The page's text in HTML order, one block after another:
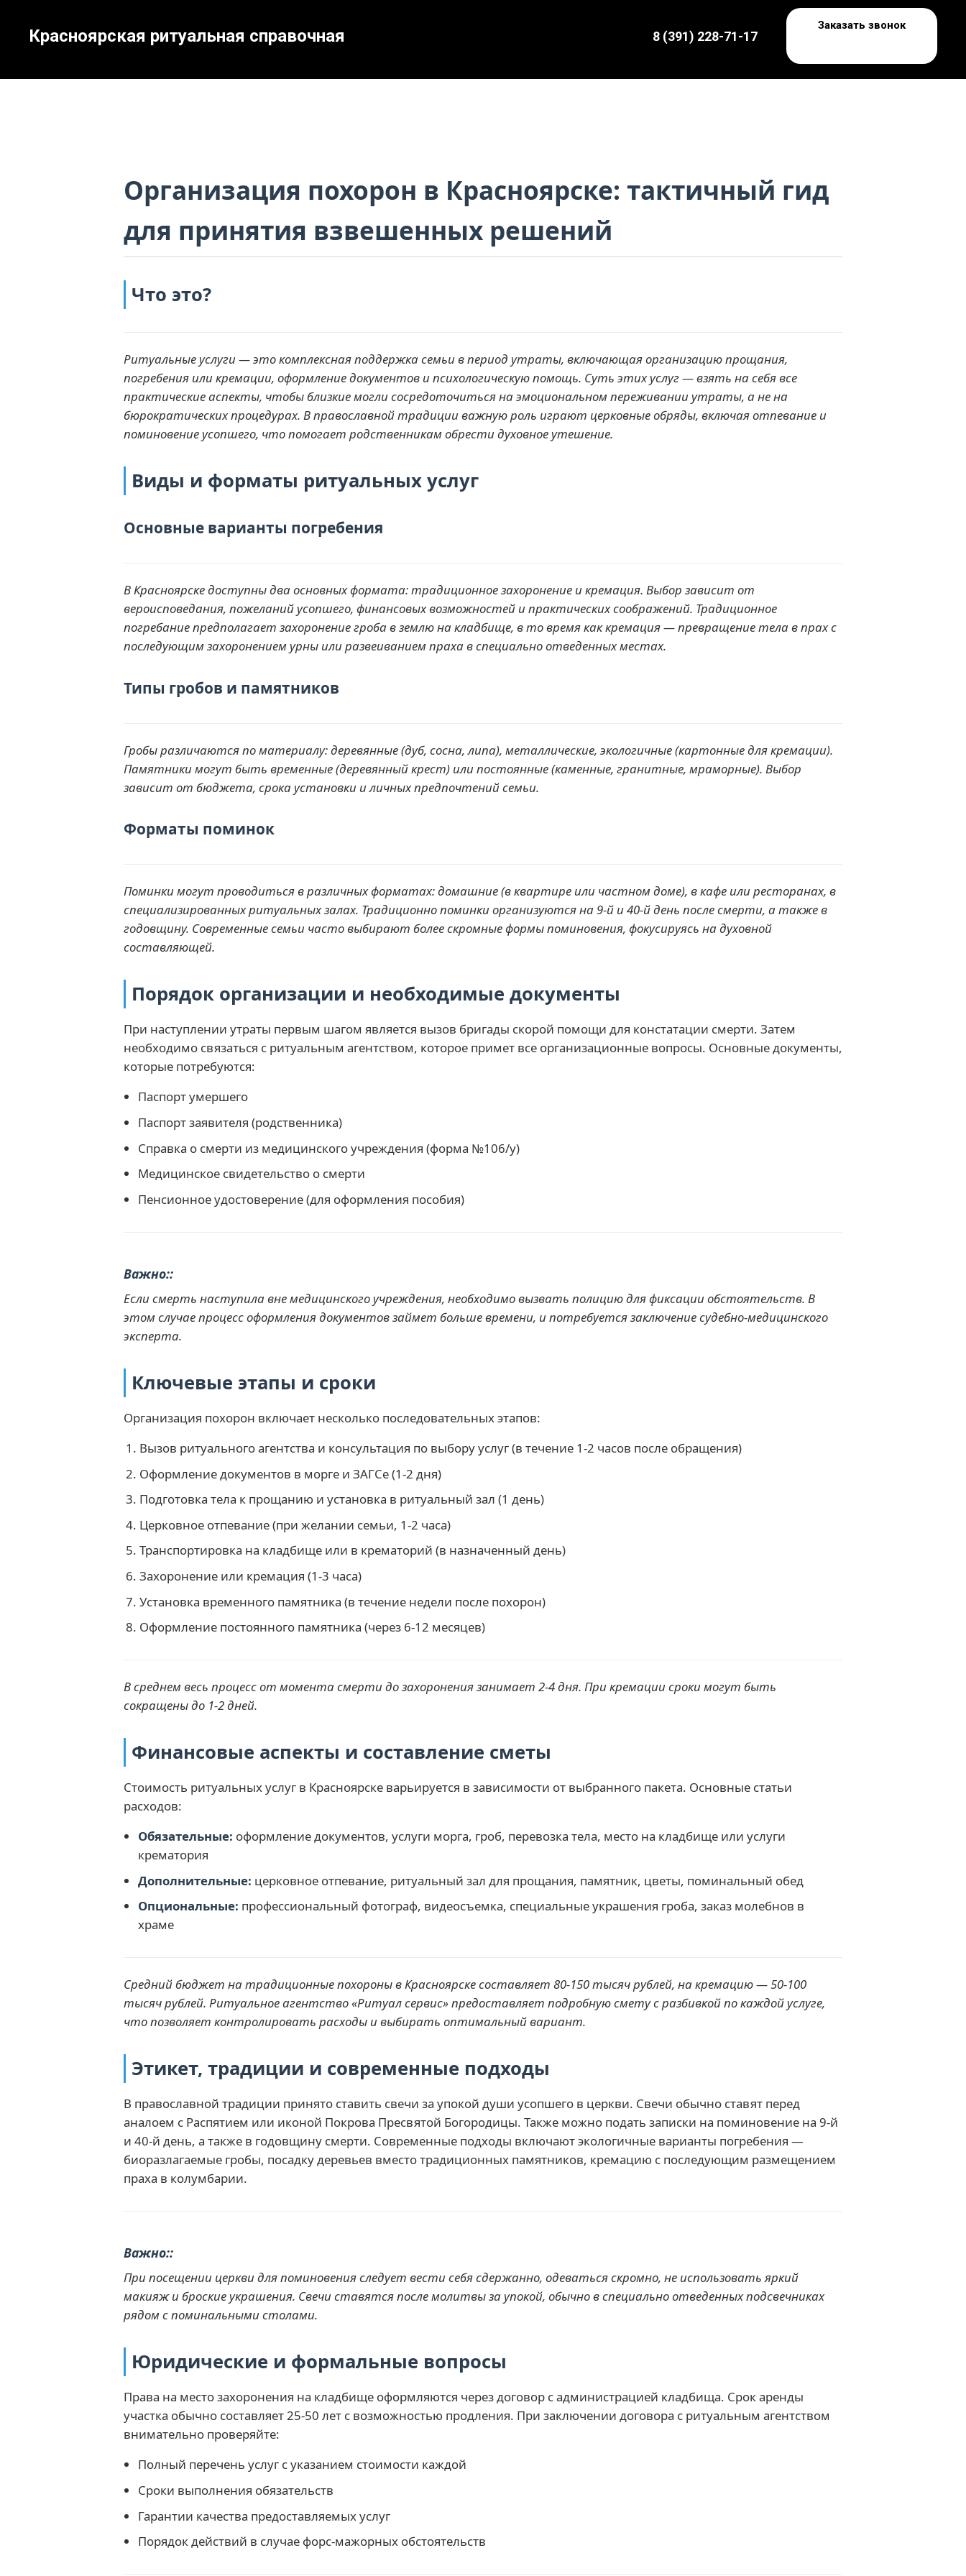
Красноярская ритуальная справочная 8 (391) 228-71-17
Заказать звонок
Организация похорон в Красноярске: тактичный гид
для принятия взвешенных решений
Что это?
Ритуальные услуги — это комплексная поддержка семьи в период утраты, включающая организацию прощания,
погребения или кремации, оформление документов и психологическую помощь. Суть этих услуг — взять на себя все
практические аспекты, чтобы близкие могли сосредоточиться на эмоциональном переживании утраты, а не на
бюрократических процедурах. В православной традиции важную роль играют церковные обряды, включая отпевание и
поминовение усопшего, что помогает родственникам обрести духовное утешение.
Виды и форматы ритуальных услуг
Основные варианты погребения
В Красноярске доступны два основных формата: традиционное захоронение и кремация. Выбор зависит от
вероисповедания, пожеланий усопшего, финансовых возможностей и практических соображений. Традиционное
погребание предполагает захоронение гроба в землю на кладбище, в то время как кремация — превращение тела в прах с
последующим захоронением урны или развеиванием праха в специально отведенных местах.
Типы гробов и памятников
Гробы различаются по материалу: деревянные (дуб, сосна, липа), металлические, экологичные (картонные для кремации).
Памятники могут быть временные (деревянный крест) или постоянные (каменные, гранитные, мраморные). Выбор
зависит от бюджета, срока установки и личных предпочтений семьи.
Форматы поминок
Поминки могут проводиться в различных форматах: домашние (в квартире или частном доме), в кафе или ресторанах, в
специализированных ритуальных залах. Традиционно поминки организуются на 9-й и 40-й день после смерти, а также в
годовщину. Современные семьи часто выбирают более скромные формы поминовения, фокусируясь на духовной
составляющей.
Порядок организации и необходимые документы
При наступлении утраты первым шагом является вызов бригады скорой помощи для констатации смерти. Затем
необходимо связаться с ритуальным агентством, которое примет все организационные вопросы. Основные документы,
которые потребуются:
Паспорт умершего
Паспорт заявителя (родственника)
Справка о смерти из медицинского учреждения (форма №106/у)
Медицинское свидетельство о смерти
Пенсионное удостоверение (для оформления пособия)
Важно:
Если смерть наступила вне медицинского учреждения, необходимо вызвать полицию для фиксации обстоятельств. В
этом случае процесс оформления документов займет больше времени, и потребуется заключение судебно-медицинского
эксперта.
Ключевые этапы и сроки
Организация похорон включает несколько последовательных этапов:
Вызов ритуального агентства и консультация по выбору услуг (в течение 1-2 часов после обращения)
Оформление документов в морге и ЗАГСе (1-2 дня)
Подготовка тела к прощанию и установка в ритуальный зал (1 день)
Церковное отпевание (при желании семьи, 1-2 часа)
Транспортировка на кладбище или в крематорий (в назначенный день)
Захоронение или кремация (1-3 часа)
Установка временного памятника (в течение недели после похорон)
Оформление постоянного памятника (через 6-12 месяцев)
В среднем весь процесс от момента смерти до захоронения занимает 2-4 дня. При кремации сроки могут быть
сокращены до 1-2 дней.
Финансовые аспекты и составление сметы
Стоимость ритуальных услуг в Красноярске варьируется в зависимости от выбранного пакета. Основные статьи
расходов:
Обязательные: оформление документов, услуги морга, гроб, перевозка тела, место на кладбище или услуги
крематория
Дополнительные: церковное отпевание, ритуальный зал для прощания, памятник, цветы, поминальный обед
Опциональные: профессиональный фотограф, видеосъемка, специальные украшения гроба, заказ молебнов в
храме
Средний бюджет на традиционные похороны в Красноярске составляет 80-150 тысяч рублей, на кремацию — 50-100
тысяч рублей. Ритуальное агентство «Ритуал сервис» предоставляет подробную смету с разбивкой по каждой услуге,
что позволяет контролировать расходы и выбирать оптимальный вариант.
Этикет, традиции и современные подходы
В православной традиции принято ставить свечи за упокой души усопшего в церкви. Свечи обычно ставят перед
аналоем с Распятием или иконой Покрова Пресвятой Богородицы. Также можно подать записки на поминовение на 9-й
и 40-й день, а также в годовщину смерти. Современные подходы включают экологичные варианты погребения —
биоразлагаемые гробы, посадку деревьев вместо традиционных памятников, кремацию с последующим размещением
праха в колумбарии.
Важно:
При посещении церкви для поминовения следует вести себя сдержанно, одеваться скромно, не использовать яркий
макияж и броские украшения. Свечи ставятся после молитвы за упокой, обычно в специально отведенных подсвечниках
рядом с поминальными столами.
Юридические и формальные вопросы
Права на место захоронения на кладбище оформляются через договор с администрацией кладбища. Срок аренды
участка обычно составляет 25-50 лет с возможностью продления. При заключении договора с ритуальным агентством
внимательно проверяйте:
Полный перечень услуг с указанием стоимости каждой
Сроки выполнения обязательств
Гарантии качества предоставляемых услуг
Порядок действий в случае форс-мажорных обстоятельств